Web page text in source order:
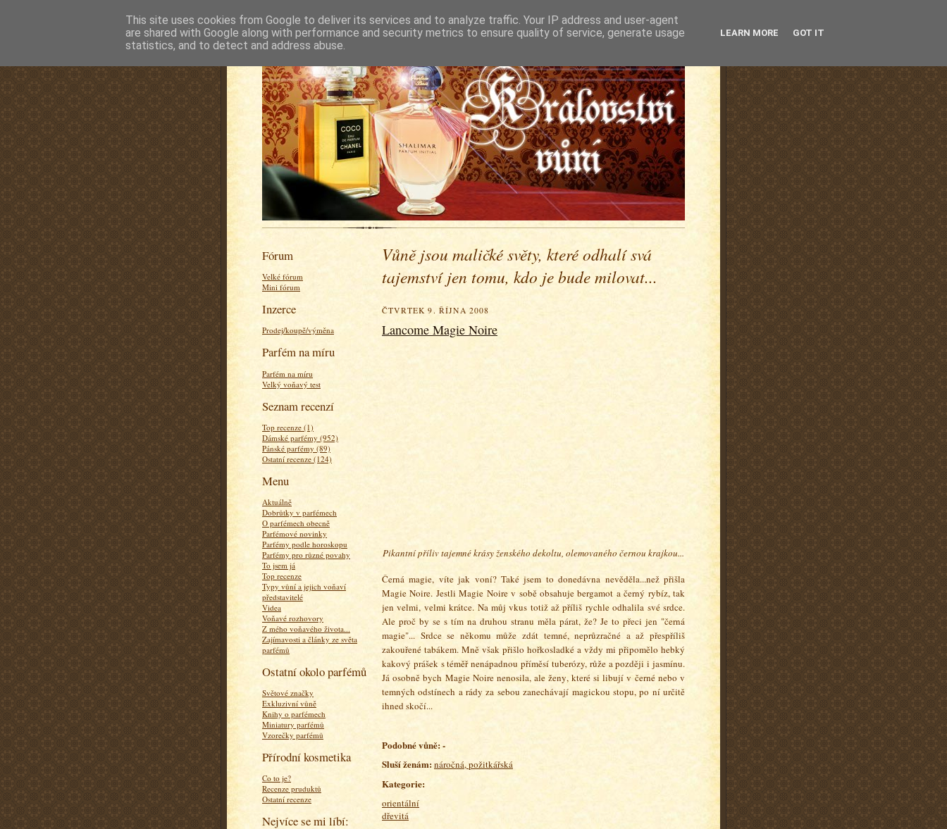
Fórum
Velké fórum
Mini fórum
Inzerce
Prodej/koupě/výměna
Parfém na míru
Parfém na míru
Velký voňavý test
Seznam recenzí
Top recenze (1)
Dámské parfémy (952)
Pánské parfémy (89)
Ostatní recenze (124)
Menu
Aktuálně
Dobrůtky v parfémech
O parfémech obecně
Parfémové novinky
Parfémy podle horoskopu
Parfémy pro různé povahy
To jsem já
Top recenze
Typy vůní a jejich voňaví
představitelé
Videa
Voňavé rozhovory
Z mého voňavého života...
Zajímavosti a články ze světa
parfémů
Ostatní okolo parfémů
Světové značky
Exkluzivní vůně
Knihy o parfémech
Miniatury parfémů
Vzorečky parfémů
Přírodní kosmetika
Co to je?
Recenze pruduktů
Ostatní recenze
Nejvíce se mi líbí:
Vůně jsou maličké světy, které odhalí svá
tajemství jen tomu, kdo je bude milovat...
ČTVRTEK 9. ŘÍJNA 2008
Lancome Magie Noire
Pikantní příliv tajemné krásy ženského dekoltu, olemovaného černou krajkou...
Černá magie, víte jak voní? Také jsem to donedávna nevěděla...než přišla
Magie Noire. Jestli Magie Noire v sobě obsahuje bergamot a černý rybíz, tak
jen velmi, velmi krátce. Na můj vkus totiž až příliš rychle odhalila své srdce.
Ale proč by se s tím na druhou stranu měla párat, že? Je to přeci jen "černá
magie"... Srdce se někomu může zdát temné, neprůzračné a až přespříliš
zakouřené tabákem. Mně však přišlo hořkosladké a vždy mi připomělo hebký
kakový prášek s téměř nenápadnou příměsí tuberózy, růže a později i jasmínu.
Já osobně bych Magie Noire nenosila, ale ženy, které si libují v černé nebo v
temných odstínech a rády za sebou zanechávají magickou stopu, po ní určitě
ihned skočí...
Podobné vůně: -
Sluší ženám:náročná, požitkářská
Kategorie:
orientální
dřevitá
This site uses cookies from Google to deliver its services and to analyze traffic. Your IP address and user-agent
are shared with Google along with performance and security metrics to ensure quality of service, generate usage
statistics, and to detect and address abuse.
LEARN MORE GOT IT